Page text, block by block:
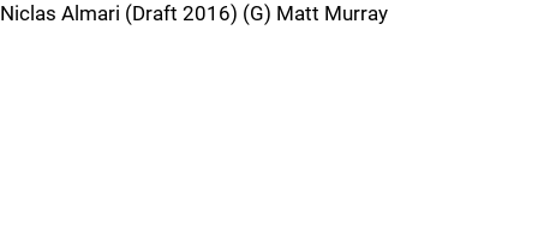
Niclas Almari (Draft 2016) (G) Matt Murray